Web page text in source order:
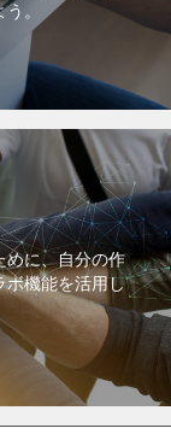
。
めに、自分の作
ボ機能を活用し